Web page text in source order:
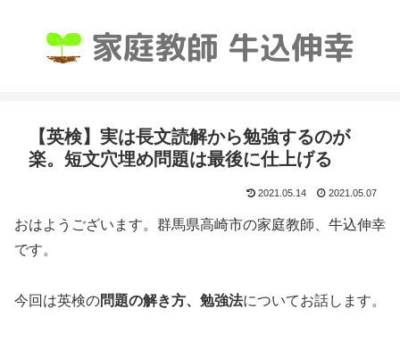
【英検】実は長文読解から勉強するのが
楽。短文穴埋め問題は最後に仕上げる
2021.05.14 2021.05.07
おはようございます。群馬県高崎市の家庭教師、牛込伸幸
です。
今回は英検の問題の解き方、勉強法についてお話します。